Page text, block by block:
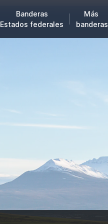
Banderas
Estados federales
Más
banderas